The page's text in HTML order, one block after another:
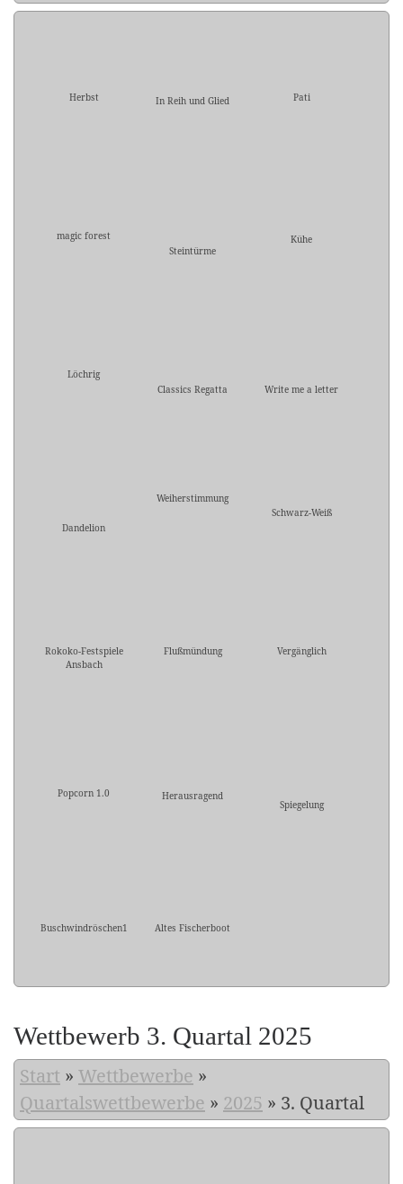
Herbst In Reih und Glied Pati
magic forest
Steintürme
Kühe
Löchrig
Classics Regatta
Write me a letter
Dandelion
Weiherstimmung
Schwarz-Weiß
Rokoko-Festspiele
Ansbach
Flußmündung Vergänglich
Popcorn 1.0 Herausragend
Spiegelung
Buschwindröschen1 Altes Fischerboot
Wettbewerb 3. Quartal 2025
Start » Wettbewerbe »
Quartalswettbewerbe » 2025 » 3. Quartal